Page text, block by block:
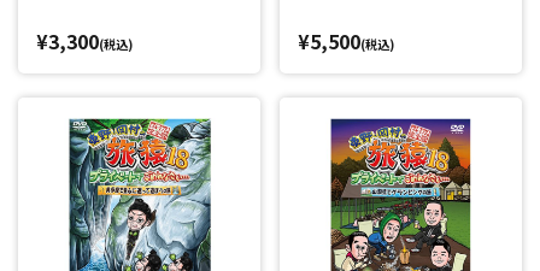
¥3,300(税込) ¥5,500(税込)